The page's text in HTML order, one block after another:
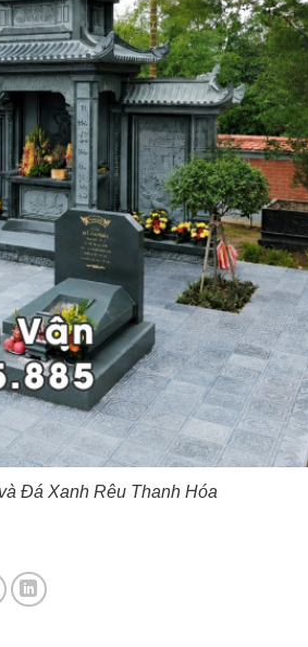
Đá Xanh Rêu Thanh Hóa